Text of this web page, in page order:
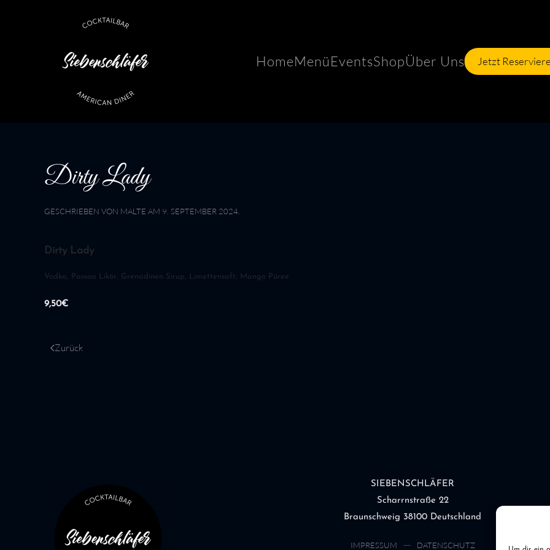
HomeMenüEventsShopÜber Uns Jetzt
Dirty Lady
GESCHRIEBEN VON MALTE AM 9. SEPTEMBER 2024
Dirty Lady
9,50€
Vodka, Passoa Likör, Grenadinen Sirup, Limettensaft, Mango Püree
Zurück
SIEBENSCHLÄFER
Scharrnstraße 22
Braunschweig 38100 Deutschland
IMPRESSUM DATENSCHUTZ